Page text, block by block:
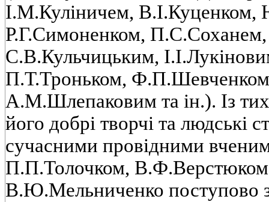
I.М.Кулiничем,
Р.Г.Симоненком,
С.В.Кульчицьким,
П.Т.Троньком,
А.М.Шлепаковим та iн.). Iз тих
його добрi творчi та людськi
сучасними провiдними
П.П.Толочком,
В.Ю.Мельниченко поступово